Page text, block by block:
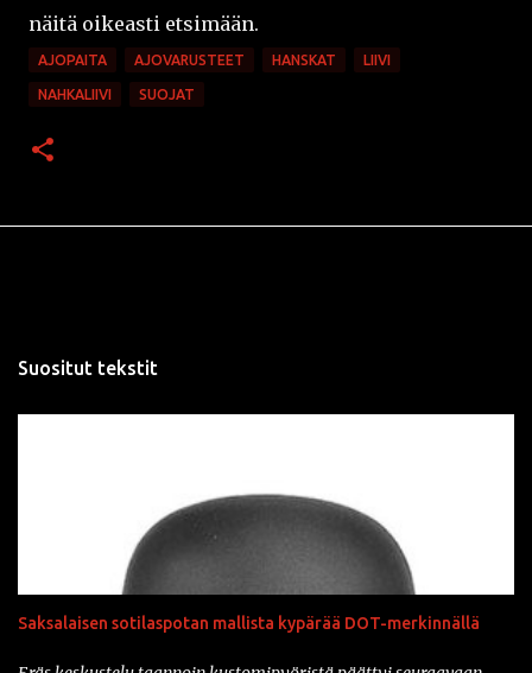
näitä oikeasti etsimään.
AJOPAITA AJOVARUSTEET HANSKAT LIIVI
NAHKALIIVI SUOJAT
Suositut tekstit
Saksalaisen sotilaspotan mallista kypärää DOT-merkinnällä